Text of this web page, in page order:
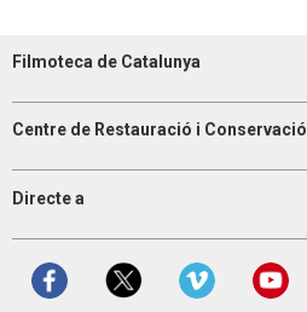
Filmoteca de Catalunya
Centre de Restauració i Conservació
Directe a